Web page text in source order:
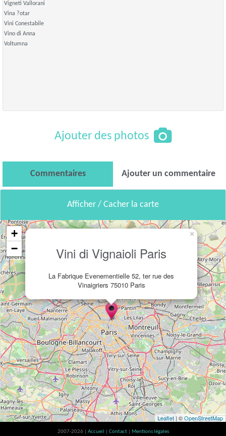
Vigneti Vallorani
Vina ?otar
Vini Conestabile
Vino di Anna
Voltumna
Ajouter des photos
Commentaires Ajouter un commentaire
Afficher / Cacher la carte
Vini di Vignaioli Paris
La Fabrique Evenementielle 52, ter rue des
Vinaigriers 75010 Paris
×
+
−
Leaflet| ©OpenStreetMap
2007-2026 | Accueil Contact Mentions légales